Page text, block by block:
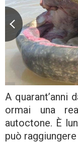
A quarant’anni
ormai una
autoctone. È
può